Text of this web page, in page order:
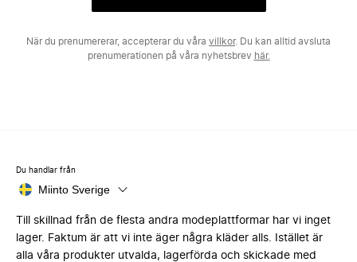
När du prenumererar, accepterar du våra villkor. Du kan alltid avsluta
prenumerationen på våra nyhetsbrev här.
Du handlar från
Miinto Sverige
Till skillnad från de flesta andra modeplattformar har vi inget
lager. Faktum är att vi inte äger några kläder alls. Istället är
alla våra produkter utvalda, lagerförda och skickade med